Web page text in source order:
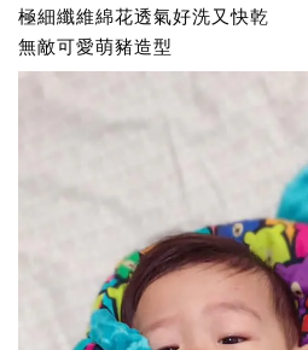
極細纖維綿花透氣好洗又快乾
無敵可愛萌豬造型